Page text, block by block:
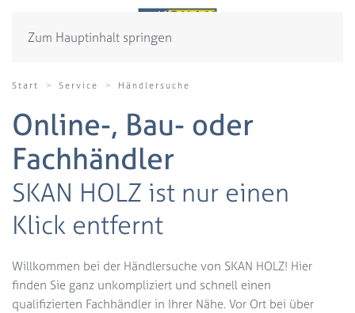
Zum Hauptinhalt springen
Start Service Händlersuche
Online-, Bau- oder
Fachhändler
SKAN HOLZ ist nur einen
Klick entfernt
Willkommen bei der Händlersuche von SKAN HOLZ! Hier
finden Sie ganz unkompliziert und schnell einen
qualifizierten Fachhändler in Ihrer Nähe. Vor Ort bei über